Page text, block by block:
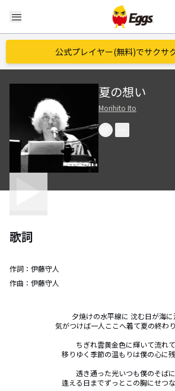
menu
公式プレイヤー(無料)でサクサ
夏の想い
Morihito Ito
歌詞
作詞： 伊藤守人
作曲： 伊藤守人
夕焼けの水平線に 沈む日が海に
気がつけば一人ここへ着て夏の終わ
ちぎれ雲黄金色に輝いて流れ
移りゆく季節の温もりは僕の心に
透き通った光いつも僕のそば
逢える日までずっとこの胸にせつ